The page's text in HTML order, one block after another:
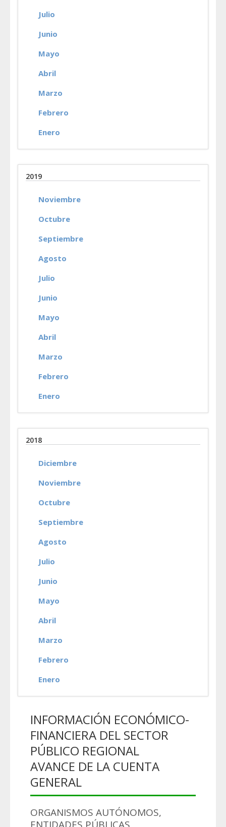
Julio
Junio
Mayo
Abril
Marzo
Febrero
Enero
2019
Noviembre
Octubre
Septiembre
Agosto
Julio
Junio
Mayo
Abril
Marzo
Febrero
Enero
2018
Diciembre
Noviembre
Octubre
Septiembre
Agosto
Julio
Junio
Mayo
Abril
Marzo
Febrero
Enero
INFORMACIÓN ECONÓMICO-
FINANCIERA DEL SECTOR
PÚBLICO REGIONAL
AVANCE DE LA CUENTA
GENERAL
ORGANISMOS AUTÓNOMOS,